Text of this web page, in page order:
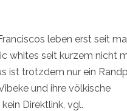
leben erst seit
whites seit kurzem nicht
ist trotzdem nur ein
und ihre völkische
Direktlink, vgl.